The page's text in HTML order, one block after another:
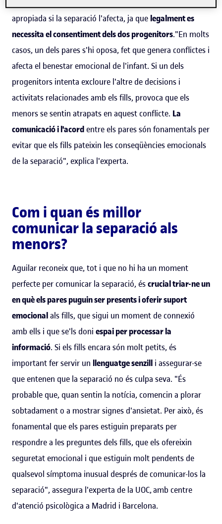
apropiada si la separació l'afecta, ja que legalment es
necessita el consentiment dels dos progenitors."En molts
casos, un dels pares s'hi oposa, fet que genera conflictes i
afecta el benestar emocional de l'infant. Si un dels
progenitors intenta excloure l'altre de decisions i
activitats relacionades amb els fills, provoca que els
menors se sentin atrapats en aquest conflicte. La
comunicació i l'acordentre els pares són fonamentals per
evitar que els fills pateixin les conseqüències emocionals
de la separació", explica l'experta.
Com i quan és millor
comunicar la separació als
menors?
Aguilar reconeix que, tot i que no hi ha un moment
perfecte per comunicar la separació, éscrucial triar-ne un
en què els pares puguin ser presents i oferir suport
emocionalals fills, que sigui un moment de connexió
amb ells i que se'ls doni espai per processar la
informació. Si els fills encara són molt petits, és
important fer servir un llenguatge senzill i assegurar-se
que entenen que la separació no és culpa seva. "És
probable que, quan sentin la notícia, comencin a plorar
sobtadament o a mostrar signes d'ansietat. Per això, és
fonamental que els pares estiguin preparats per
respondre a les preguntes dels fills, que els ofereixin
seguretat emocional i que estiguin molt pendents de
qualsevol símptoma inusual després de comunicar-los la
separació", assegura l'experta de la UOC, amb centre
d'atenció psicològica a Madrid i Barcelona.